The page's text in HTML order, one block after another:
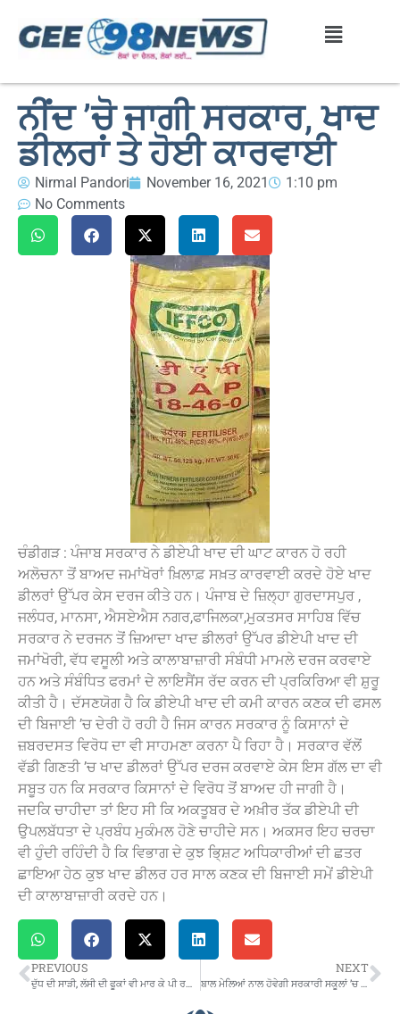
ਨੀਂਦ ’ਚੋ ਜਾਗੀ ਸਰਕਾਰ, ਖਾਦ
ਡੀਲਰਾਂ ਤੇ ਹੋਈ ਕਾਰਵਾਈ
Nirmal Pandori November 16, 2021
1:10 pm
No Comments
ਚੰਡੀਗੜ : ਪੰਜਾਬ ਸਰਕਾਰ ਨੇ ਡੀਏਪੀ ਖਾਦ ਦੀ ਘਾਟ ਕਾਰਨ ਹੋ ਰਹੀ
ਅਲੋਚਨਾ ਤੋਂ ਬਾਅਦ ਜਮਾਂਖੋਰਾਂ ਖ਼ਿਲਾਫ਼ ਸਖ਼ਤ ਕਾਰਵਾਈ ਕਰਦੇ ਹੋਏ ਖਾਦ
ਡੀਲਰਾਂ ਉੱਪਰ ਕੇਸ ਦਰਜ ਕੀਤੇ ਹਨ। ਪੰਜਾਬ ਦੇ ਜ਼ਿਲ੍ਹਾ ਗੁਰਦਾਸਪੁਰ ,
ਜਲੰਧਰ, ਮਾਨਸਾ, ਐਸਏਐਸ ਨਗਰ,ਫਾਜਿਲਕਾ,ਮੁਕਤਸਰ ਸਾਹਿਬ ਵਿੱਚ
ਸਰਕਾਰ ਨੇ ਦਰਜਨ ਤੋਂ ਜ਼ਿਆਦਾ ਖਾਦ ਡੀਲਰਾਂ ਉੱਪਰ ਡੀਏਪੀ ਖਾਦ ਦੀ
ਜਮਾਂਖੋਰੀ, ਵੱਧ ਵਸੂਲੀ ਅਤੇ ਕਾਲਾਬਾਜ਼ਾਰੀ ਸੰਬੰਧੀ ਮਾਮਲੇ ਦਰਜ ਕਰਵਾਏ
ਹਨ ਅਤੇ ਸੰਬੰਧਿਤ ਫਰਮਾਂ ਦੇ ਲਾਇਸੈਂਸ ਰੱਦ ਕਰਨ ਦੀ ਪ੍ਰਕਿਰਿਆ ਵੀ ਸ਼ੁਰੂ
ਕੀਤੀ ਹੈ। ਦੱਸਣਯੋਗ ਹੈ ਕਿ ਡੀਏਪੀ ਖਾਦ ਦੀ ਕਮੀ ਕਾਰਨ ਕਣਕ ਦੀ ਫਸਲ
ਦੀ ਬਿਜਾਈ ’ਚ ਦੇਰੀ ਹੋ ਰਹੀ ਹੈ ਜਿਸ ਕਾਰਨ ਸਰਕਾਰ ਨੂੰ ਕਿਸਾਨਾਂ ਦੇ
ਜ਼ਬਰਦਸਤ ਵਿਰੋਧ ਦਾ ਵੀ ਸਾਹਮਣਾ ਕਰਨਾ ਪੈ ਰਿਹਾ ਹੈ। ਸਰਕਾਰ ਵੱਲੋਂ
ਵੱਡੀ ਗਿਣਤੀ ’ਚ ਖਾਦ ਡੀਲਰਾਂ ਉੱਪਰ ਦਰਜ ਕਰਵਾਏ ਕੇਸ ਇਸ ਗੱਲ ਦਾ ਵੀ
ਸਬੂਤ ਹਨ ਕਿ ਸਰਕਾਰ ਕਿਸਾਨਾਂ ਦੇ ਵਿਰੋਧ ਤੋਂ ਬਾਅਦ ਹੀ ਜਾਗੀ ਹੈ।
ਜਦਕਿ ਚਾਹੀਦਾ ਤਾਂ ਇਹ ਸੀ ਕਿ ਅਕਤੂਬਰ ਦੇ ਅਖ਼ੀਰ ਤੱਕ ਡੀਏਪੀ ਦੀ
ਉਪਲਬੱਧਤਾ ਦੇ ਪ੍ਰਬੰਧ ਮੁਕੰਮਲ ਹੋਣੇ ਚਾਹੀਦੇ ਸਨ। ਅਕਸਰ ਇਹ ਚਰਚਾ
ਵੀ ਹੁੰਦੀ ਰਹਿੰਦੀ ਹੈ ਕਿ ਵਿਭਾਗ ਦੇ ਕੁਝ ਭਿ੍ਸ਼ਟ ਅਧਿਕਾਰੀਆਂ ਦੀ ਛਤਰ
ਛਾਇਆ ਹੇਠ ਕੁਝ ਖਾਦ ਡੀਲਰ ਹਰ ਸਾਲ ਕਣਕ ਦੀ ਬਿਜਾਈ ਸਮੇਂ ਡੀਏਪੀ
ਦੀ ਕਾਲਾਬਾਜ਼ਾਰੀ ਕਰਦੇ ਹਨ।
PREVIOUS NEXT